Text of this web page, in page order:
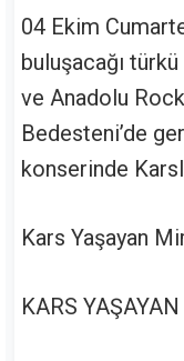
04 Ekim
buluşacağı
ve Anadolu
Bedesteni’de
konserinde
Kars Yaşayan
KARS